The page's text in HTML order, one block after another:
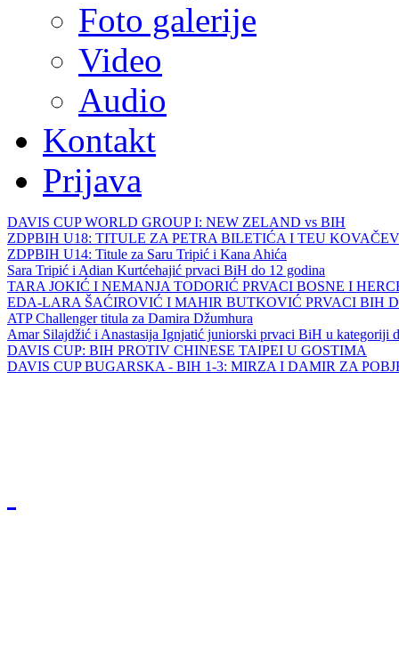
Foto galerije
Video
Audio
Kontakt
Prijava
DAVIS CUP WORLD GROUP I: NEW ZELAND vs BIH
ZDPBIH U18: TITULE ZA PETRA BILETIĆA I TEU
ZDPBIH U14: Titule za Saru Tripić i Kana Ahića
Sara Tripić i Adian Kurtćehajić prvaci BiH do 12 godina
TARA JOKIĆ I NEMANJA TODORIĆ PRVACI BOSNE I
EDA-LARA ŠAĆIROVIĆ I MAHIR BUTKOVIĆ PRVACI BIH
ATP Challenger titula za Damira Džumhura
Amar Silajdžić i Anastasija Ignjatić juniorski prvaci BiH u kategoriji
DAVIS CUP: BIH PROTIV CHINESE TAIPEI U GOSTIMA
DAVIS CUP BUGARSKA - BIH 1-3: MIRZA I DAMIR ZA